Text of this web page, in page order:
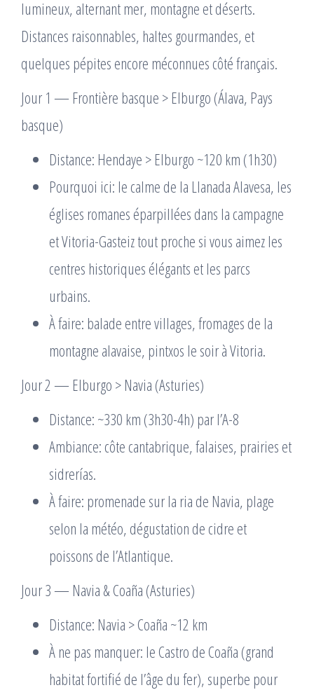
lumineux, alternant mer, montagne et déserts.
Distances raisonnables, haltes gourmandes, et
quelques pépites encore méconnues côté français.
Jour 1 — Frontière basque > Elburgo (Álava, Pays
basque)
Distance: Hendaye > Elburgo ~120 km (1h30)
Pourquoi ici: le calme de la Llanada Alavesa, les
églises romanes éparpillées dans la campagne
et Vitoria-Gasteiz tout proche si vous aimez les
centres historiques élégants et les parcs
urbains.
À faire: balade entre villages, fromages de la
montagne alavaise, pintxos le soir à Vitoria.
Jour 2 — Elburgo > Navia (Asturies)
Distance: ~330 km (3h30-4h) par l’A-8
Ambiance: côte cantabrique, falaises, prairies et
sidrerías.
À faire: promenade sur la ria de Navia, plage
selon la météo, dégustation de cidre et
poissons de l’Atlantique.
Jour 3 — Navia & Coaña (Asturies)
Distance: Navia > Coaña ~12 km
À ne pas manquer: le Castro de Coaña (grand
habitat fortifié de l’âge du fer), superbe pour